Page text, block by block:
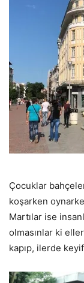
Çocuklar
koşarken
Martılar ise
olmasınlar ki
kapıp, ilerde